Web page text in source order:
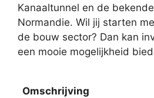
Kanaaltunnel en de
Normandie. Wil jij starten
de bouw sector? Dan kan
een mooie mogelijkheid
Omschrijving